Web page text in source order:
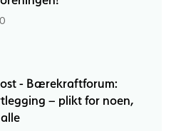
- Bærekraftforum:
– plikt for noen,